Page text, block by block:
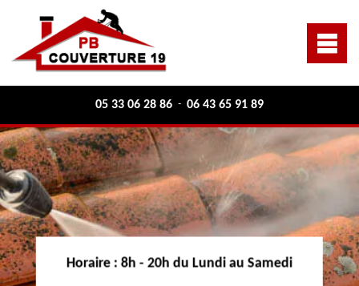
05 33 06 28 86 - 06 43 65 91 89
Horaire : 8h - 20h du Lundi au Samedi